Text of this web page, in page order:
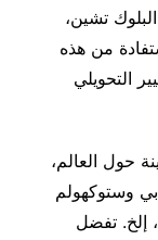
وتقنيات الويب 3 مثل البلوك تشين،
من هذه
التحويلي
ترو جلوبال فنتشرز في 20 مدينة حول العالم،
وستوكهولم
إلخ. تفضل